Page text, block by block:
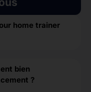
home trainer
bien
?